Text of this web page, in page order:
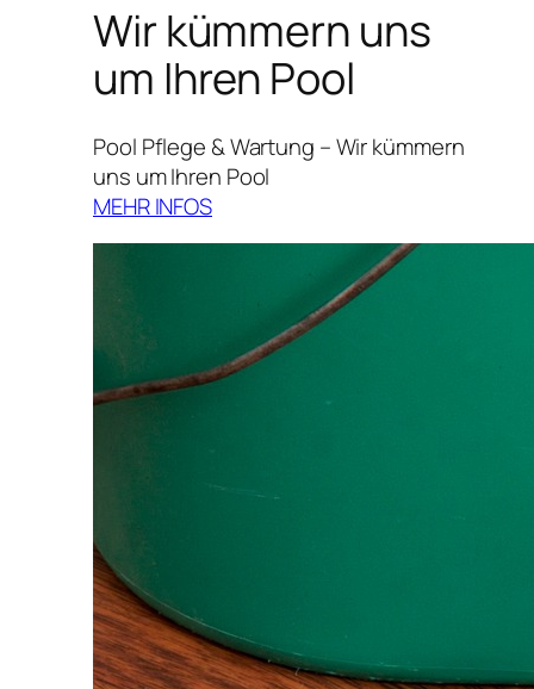
Wir kümmern uns
um Ihren Pool
Pool Pflege & Wartung – Wir kümmern
uns um Ihren Pool
MEHR INFOS